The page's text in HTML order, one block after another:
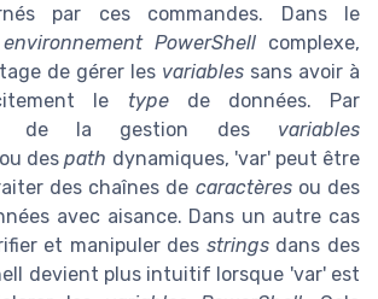
par ces commandes. Dans le
environnement PowerShellcomplexe,
de gérer les variables sans avoir à
le typede données. Par
de la gestion des variables
despath dynamiques, 'var' peut être
des chaînes de caractèresou des
avec aisance. Dans un autre cas
et manipuler des stringsdans des
devient plus intuitif lorsque 'var' est